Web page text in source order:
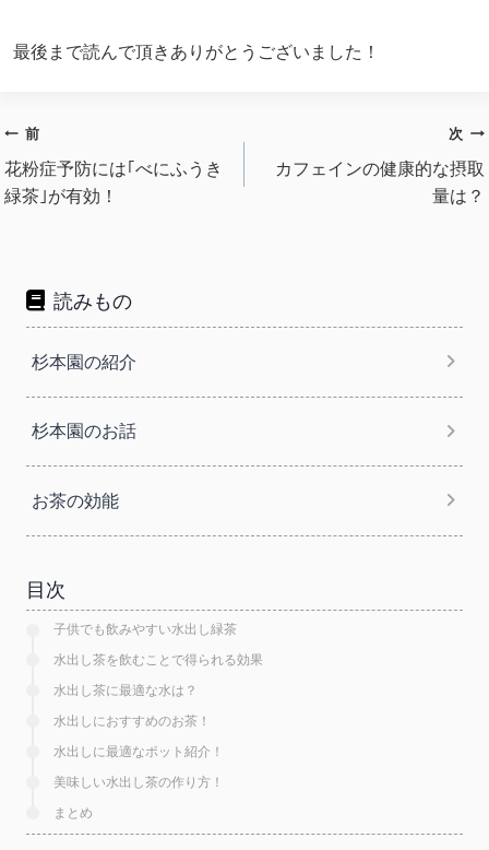
最後まで読んで頂きありがとうございました！
投
稿
ナ
前
花粉症予防には｢べにふうき
緑茶｣が有効！
次
カフェインの健康的な摂取
量は？
読みもの
杉本園の紹介
杉本園のお話
お茶の効能
目次
子供でも飲みやすい水出し緑茶
水出し茶を飲むことで得られる効果
水出し茶に最適な水は？
水出しにおすすめのお茶！
水出しに最適なポット紹介！
美味しい水出し茶の作り方！
まとめ